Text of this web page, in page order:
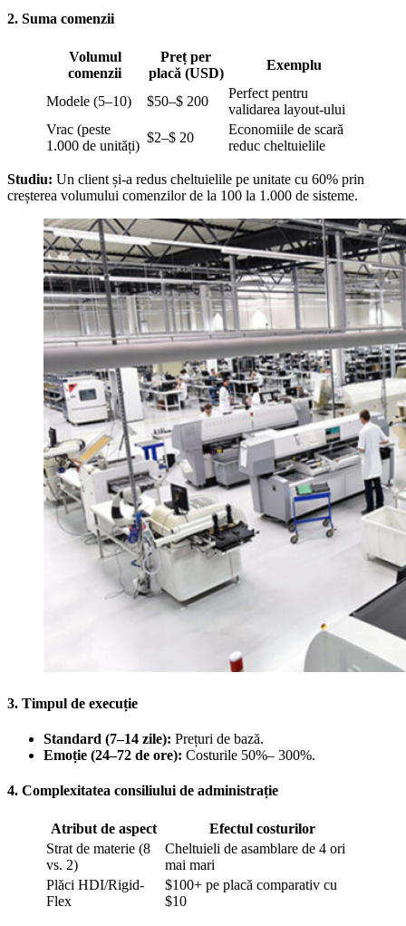
2. Suma comenzii
Volumul
comenzii
Preț per
placă (USD)
Exemplu
Modele (5–10) $50–$ 200
Perfect pentru
validarea layout-ului
Vrac (peste
1.000 de unități)
$2–$ 20
Economiile de scară
reduc cheltuielile
Studiu: Un client și-a redus cheltuielile pe unitate cu 60% prin
creșterea volumului comenzilor de la 100 la 1.000 de sisteme.
3. Timpul de execuție
Standard (7–14 zile): Prețuri de bază.
Emoție (24–72 de ore): Costurile 50%– 300%.
4. Complexitatea consiliului de administrație
Atribut de aspect
Efectul costurilor
Strat de materie (8
vs. 2)
Cheltuieli de asamblare de 4 ori
mai mari
Plăci HDI/Rigid-
Flex
$100+ pe placă comparativ cu
$10